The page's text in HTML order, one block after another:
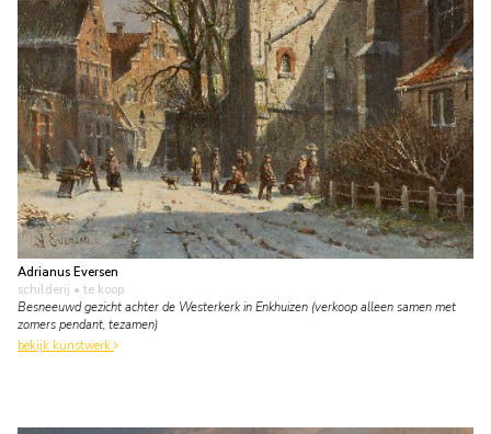
Adrianus Eversen
schilderij • te koop
Besneeuwd gezicht achter de Westerkerk in Enkhuizen (verkoop alleen samen met
zomers pendant, tezamen)
bekijk kunstwerk